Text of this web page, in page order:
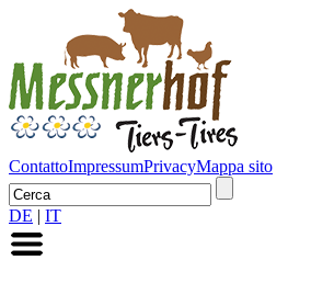
ContattoImpressumPrivacyMappa sito
DE | IT